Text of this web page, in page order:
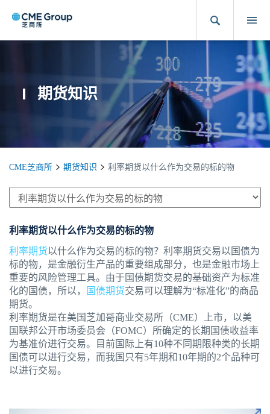
期货知识
CME芝商所 期货知识 利率期货以什么作为交易的标的物
利率期货以什么作为交易的标的物
利率期货以什么作为交易的标的物？利率期货交易以国债为
标的物，是金融衍生产品的重要组成部分，也是金融市场上
重要的风险管理工具。由于国债期货交易的基础资产为标准
化的国债，所以，
国债期货交易可以理解为“标准化”的商品
期货。
利率期货是在美国芝加哥商业交易所（CME）上市，以美
国联邦公开市场委员会（FOMC）所确定的长期国债收益率
为基准价进行交易。目前国际上有10种不同期限种类的长期
国债可以进行交易，而我国只有5年期和10年期的2个品种可
以进行交易。